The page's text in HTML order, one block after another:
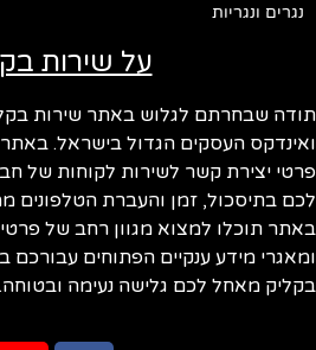
נגרים ונגריות
על שירות
שבחרתם לגלוש באתר שירות
העסקים הגדול בישראל.
יצירת קשר לשירות לקוחות של
בתיסכול, זמן והעברת הטלפונים
תוכלו למצוא מגוון רחב של
מידע ענקיים הפתוחים עבורכם
מאחל לכם גלישה נעימה ובטוחה.